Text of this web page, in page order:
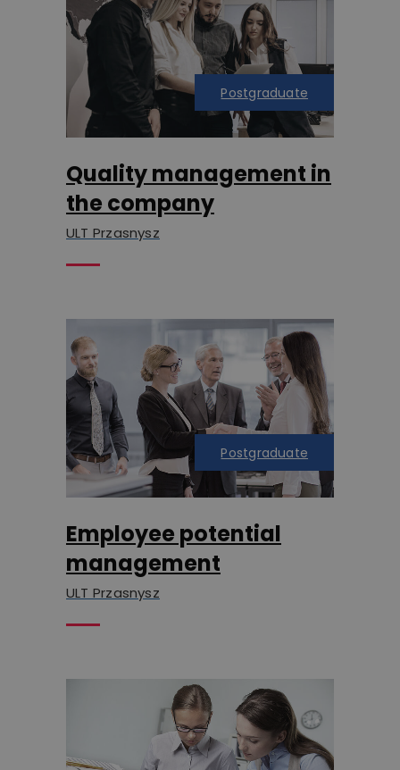
Postgraduate
Quality management in
the company
ULT Przasnysz
Postgraduate
Employee potential
management
ULT Przasnysz